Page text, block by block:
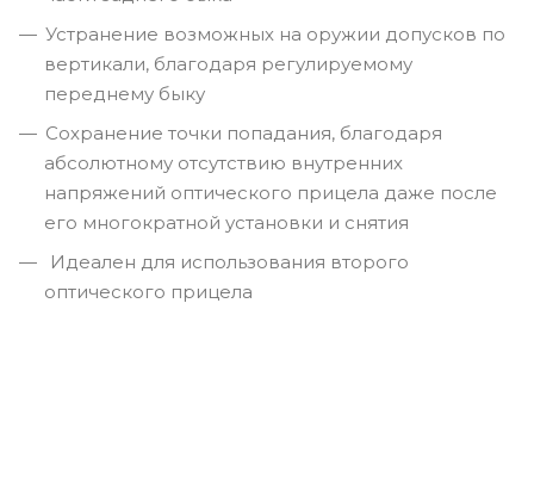
Устранение возможных на оружии допусков по
вертикали, благодаря регулируемому
переднему быку
Сохранение точки попадания, благодаря
абсолютному отсутствию внутренних
напряжений оптического прицела даже после
его многократной установки и снятия
Идеален для использования второго
оптического прицела